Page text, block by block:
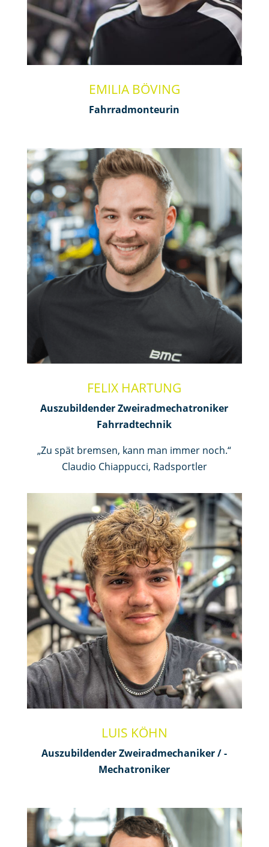
EMILIA BÖVING
Fahrradmonteurin
FELIX HARTUNG
Auszubildender Zweiradmechatroniker
Fahrradtechnik
„Zu spät bremsen, kann man immer noch.“
Claudio Chiappucci, Radsportler
LUIS KÖHN
Auszubildender Zweiradmechaniker / -
Mechatroniker